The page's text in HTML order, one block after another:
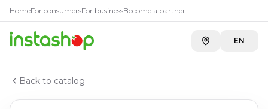
HomeFor consumersFor businessBecome a partner
EN
Back to catalog
Главная
Каталог
Приправы, специи
;Сочное жаркое с овощами" Кулинарная смесь с
Купить;Сочное жаркое с